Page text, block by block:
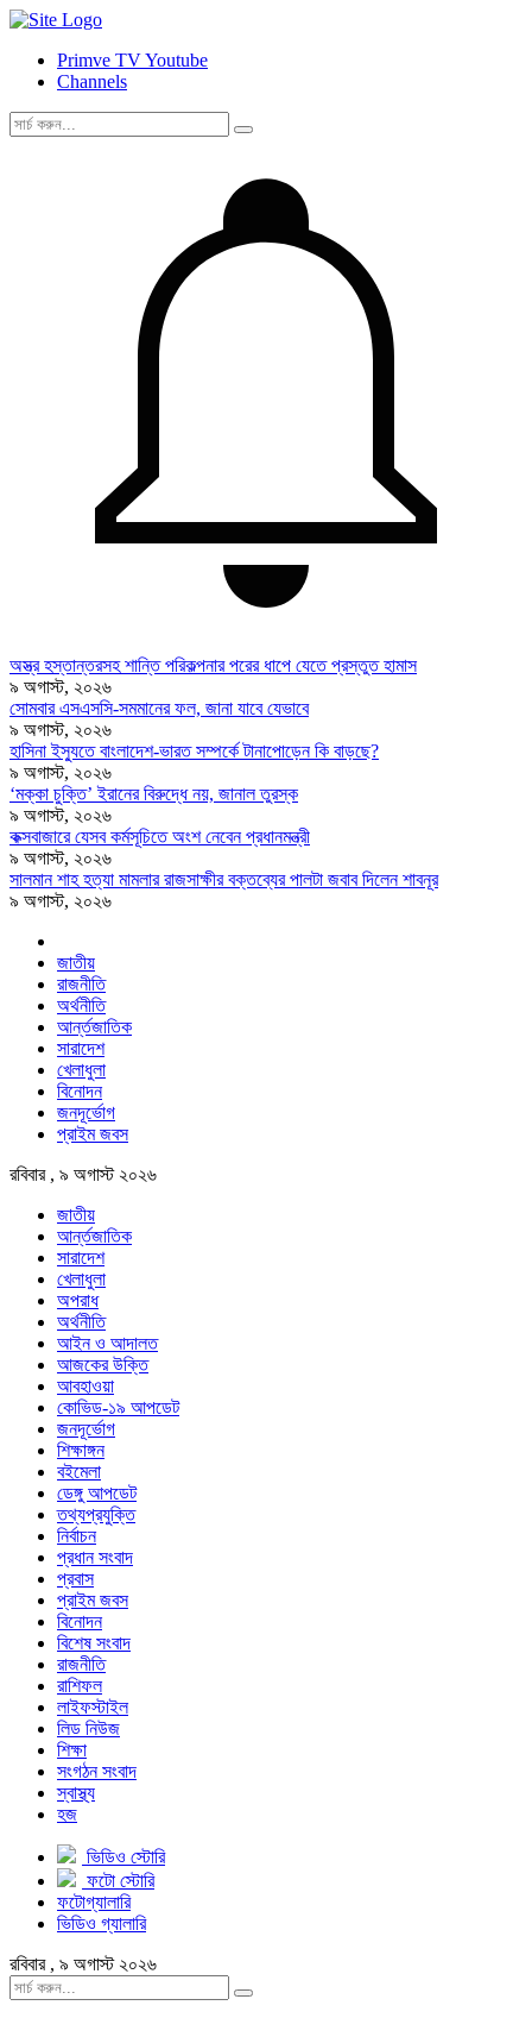
Primve TV Youtube
Channels
অস্ত্র হস্তান্তরসহ শান্তি পরিকল্পনার পরের ধাপে যেতে প্রস্তুত হামাস
৯ অগাস্ট, ২০২৬
সোমবার এসএসসি-সমমানের ফল, জানা যাবে যেভাবে
৯ অগাস্ট, ২০২৬
হাসিনা ইস্যুতে বাংলাদেশ-ভারত সম্পর্কে টানাপোড়েন কি বাড়ছে?
৯ অগাস্ট, ২০২৬
‘মক্কা চুক্তি’ ইরানের বিরুদ্ধে নয়, জানাল তুরস্ক
৯ অগাস্ট, ২০২৬
কক্সবাজারে যেসব কর্মসূচিতে অংশ নেবেন প্রধানমন্ত্রী
৯ অগাস্ট, ২০২৬
সালমান শাহ হত্যা মামলার রাজসাক্ষীর বক্তব্যের পালটা জবাব দিলেন শাবনূর
৯ অগাস্ট, ২০২৬
জাতীয়
রাজনীতি
অর্থনীতি
আর্ন্তজাতিক
সারাদেশ
খেলাধুলা
বিনোদন
জনদূর্ভোগ
প্রাইম জবস
রবিবার , ৯ অগাস্ট ২০২৬
জাতীয়
আর্ন্তজাতিক
সারাদেশ
খেলাধুলা
অপরাধ
অর্থনীতি
আইন ও আদালত
আজকের উক্তি
আবহাওয়া
কোভিড-১৯ আপডেট
জনদূর্ভোগ
শিক্ষাঙ্গন
বইমেলা
ডেঙ্গু আপডেট
তথ্যপ্রযুক্তি
নির্বাচন
প্রধান সংবাদ
প্রবাস
প্রাইম জবস
বিনোদন
বিশেষ সংবাদ
রাজনীতি
রাশিফল
লাইফস্টাইল
লিড নিউজ
শিক্ষা
সংগঠন সংবাদ
স্বাস্থ্য
হজ
ভিডিও স্টোরি
ফটো স্টোরি
ফটোগ্যালারি
ভিডিও গ্যালারি
রবিবার , ৯ অগাস্ট ২০২৬